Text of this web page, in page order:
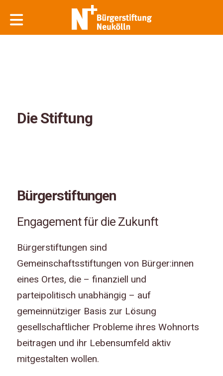
Die Stiftung
Bürgerstiftungen
Engagement für die Zukunft
Bürgerstiftungen sind
Gemeinschaftsstiftungen von Bürger:innen
eines Ortes, die – finanziell und
parteipolitisch unabhängig – auf
gemeinnütziger Basis zur Lösung
gesellschaftlicher Probleme ihres Wohnorts
beitragen und ihr Lebensumfeld aktiv
mitgestalten wollen.